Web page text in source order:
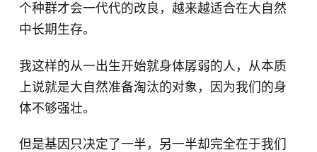
个种群才会一代代的改良，越来越适合在大自然
中长期生存。
我这样的从一出生开始就身体孱弱的人，从本质
上说就是大自然准备淘汰的对象，因为我们的身
体不够强壮。
但是基因只决定了一半，另一半却完全在于我们